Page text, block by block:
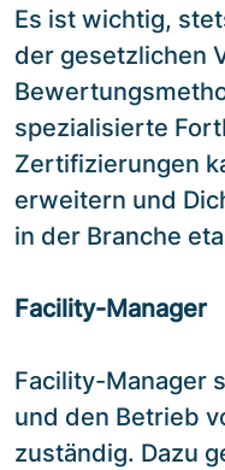
Es ist wichtig,
der gesetzlichen
spezialisierte
Zertifizierungen
erweitern und
in der Branche
Facility-Manager
Facility-Manager
und den Betrieb
zuständig. Dazu